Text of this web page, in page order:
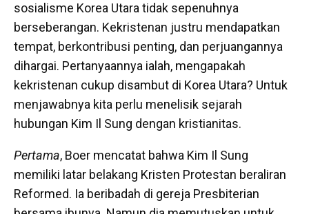
sosialisme Korea Utara tidak sepenuhnya
berseberangan. Kekristenan justru mendapatkan
tempat, berkontribusi penting, dan perjuangannya
dihargai. Pertanyaannya ialah, mengapakah
kekristenan cukup disambut di Korea Utara? Untuk
menjawabnya kita perlu menelisik sejarah
hubungan Kim Il Sung dengan kristianitas.
Pertama, Boer mencatat bahwa Kim Il Sung
memiliki latar belakang Kristen Protestan beraliran
Reformed. Ia beribadah di gereja Presbiterian